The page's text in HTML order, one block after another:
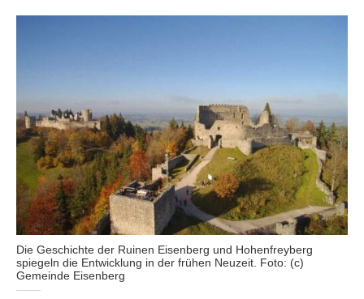
Die Geschichte der Ruinen Eisenberg und Hohenfreyberg
spiegeln die Entwicklung in der frühen Neuzeit. Foto: (c)
Gemeinde Eisenberg